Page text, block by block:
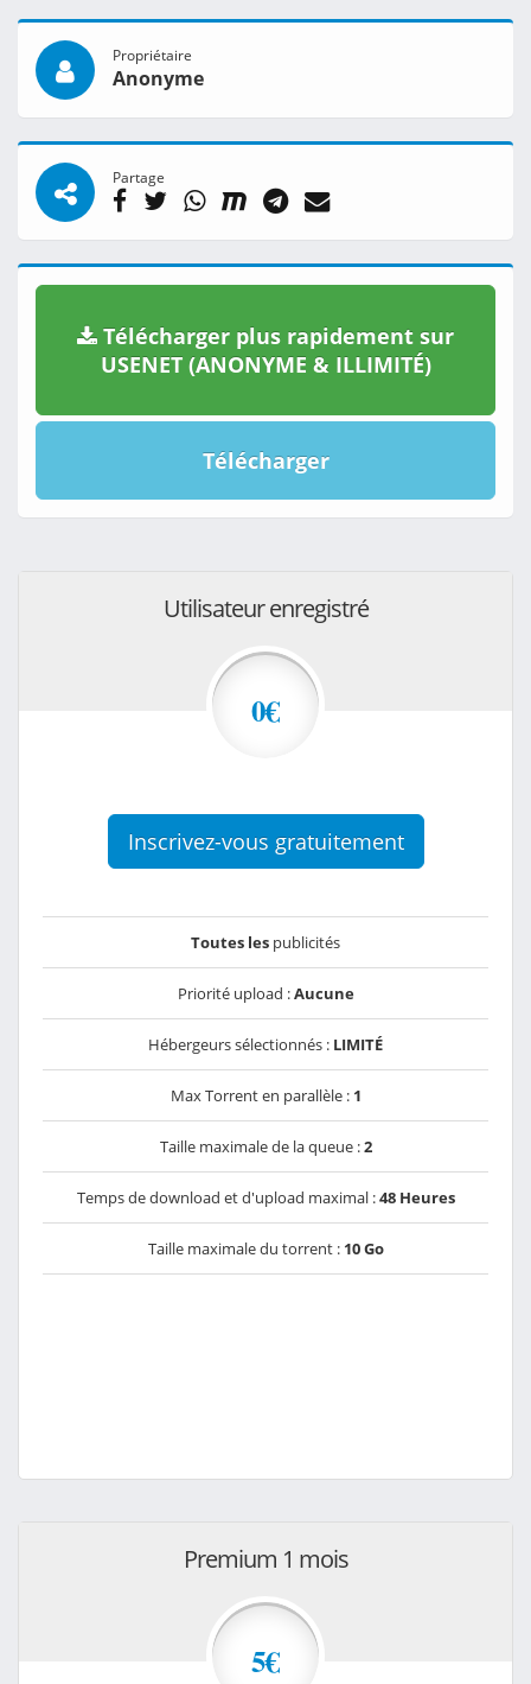
Propriétaire
Anonyme
Partage
Télécharger plus rapidement sur
USENET (ANONYME & ILLIMITÉ)
Télécharger
Utilisateur enregistré
0€
Inscrivez-vous gratuitement
Toutes les publicités
Priorité upload :Aucune
Hébergeurs sélectionnés : LIMITÉ
Max Torrent en parallèle : 1
Taille maximale de la queue :2
Temps de download et d'upload maximal :48 Heures
Taille maximale du torrent : 10 Go
Premium 1 mois
5€